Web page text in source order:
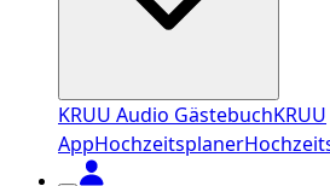
KRUU Audio GästebuchKRUU
AppHochzeitsplaner